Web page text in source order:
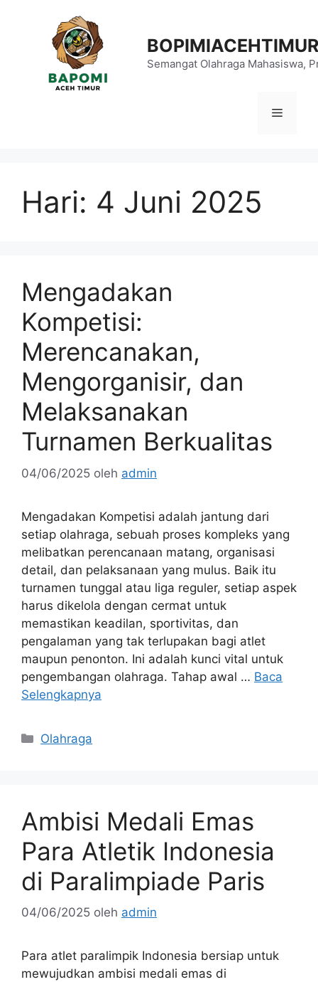
BOPIMIACEHTIMUR
Semangat Olahraga Mahasiswa,
Menu
Hari: 4 Juni 2025
Mengadakan
Kompetisi:
Merencanakan,
Mengorganisir, dan
Melaksanakan
Turnamen Berkualitas
04/06/2025 oleh admin
Mengadakan Kompetisi adalah jantung dari
setiap olahraga, sebuah proses kompleks yang
melibatkan perencanaan matang, organisasi
detail, dan pelaksanaan yang mulus. Baik itu
turnamen tunggal atau liga reguler, setiap aspek
harus dikelola dengan cermat untuk
memastikan keadilan, sportivitas, dan
pengalaman yang tak terlupakan bagi atlet
maupun penonton. Ini adalah kunci vital untuk
pengembangan olahraga. Tahap awal … Baca
Selengkapnya
Kategori
Olahraga
Ambisi Medali Emas
Para Atletik Indonesia
di Paralimpiade Paris
04/06/2025 oleh admin
Para atlet paralimpik Indonesia bersiap untuk
mewujudkan ambisi medali emas di